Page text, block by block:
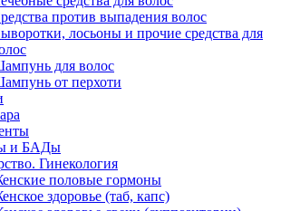
против выпадения волос
лосьоны и прочие средства для
для волос
от перхоти
и БАДы
Гинекология
половые гормоны
здоровье (таб, капс)